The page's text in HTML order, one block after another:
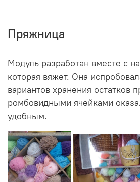
Пряжница
Модуль разработан вместе с
которая вяжет. Она
вариантов хранения остатков
ромбовидными ячейками
удобным.